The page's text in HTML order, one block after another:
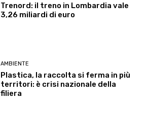
Trenord: il treno in Lombardia vale
3,26 miliardi di euro
AMBIENTE
Plastica, la raccolta si ferma in più
territori: è crisi nazionale della
filiera